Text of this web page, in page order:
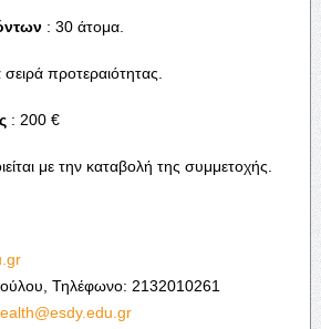
: 30 άτομα.
προτεραιότητας.
: 200 €
με την καταβολή της συμμετοχής.
Τηλέφωνο: 2132010261